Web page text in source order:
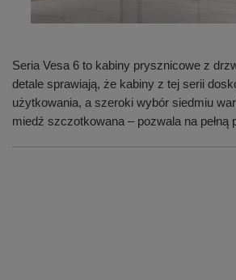
Seria Vesa 6 to kabiny prysznicowe z
detale sprawiają, że kabiny z tej serii
użytkowania, a szeroki wybór siedmiu
miedź szczotkowana – pozwala na pełną